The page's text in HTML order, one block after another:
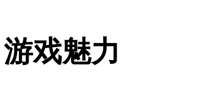
游戏魅力